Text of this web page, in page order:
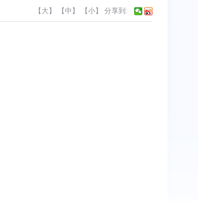
【大】 【中 】 【小】 分享到: